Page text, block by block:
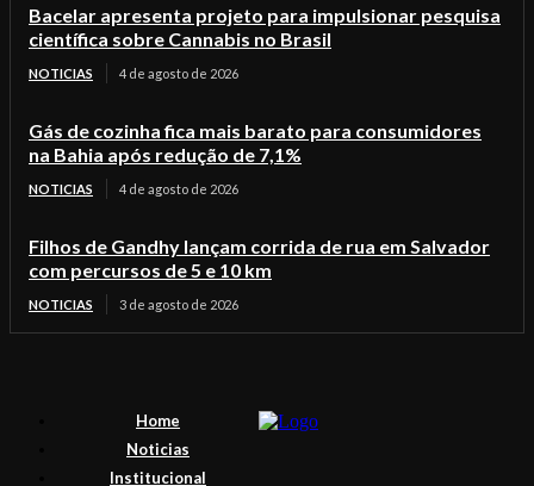
Bacelar apresenta projeto para impulsionar pesquisa
científica sobre Cannabis no Brasil
NOTICIAS 4 de agosto de 2026
Gás de cozinha fica mais barato para consumidores
na Bahia após redução de 7,1%
NOTICIAS 4 de agosto de 2026
Filhos de Gandhy lançam corrida de rua em Salvador
com percursos de 5 e 10 km
NOTICIAS 3 de agosto de 2026
Home
Noticias
Institucional